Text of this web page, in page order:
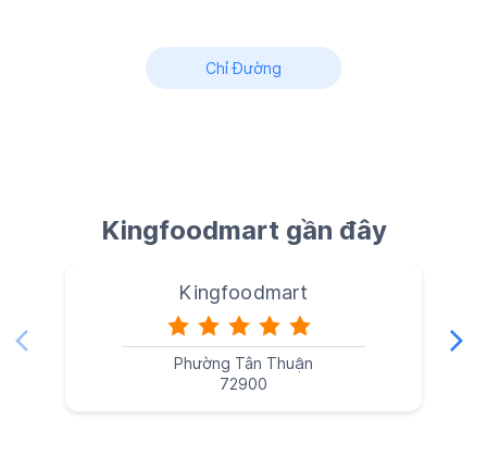
Chỉ Đường
Kingfoodmart gần đây
Kingfoodmart
Phường Tân Thuận
72900